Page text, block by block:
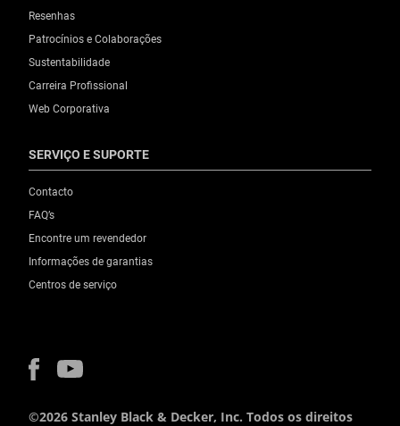
Resenhas
Patrocínios e Colaborações
Sustentabilidade
Carreira Profissional
Web Corporativa
SERVIÇO E SUPORTE
Contacto
FAQ’s
Encontre um revendedor
Informações de garantias
Centros de serviço
©2026 Stanley Black & Decker, Inc. Todos os direitos